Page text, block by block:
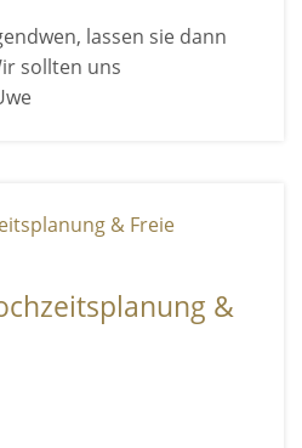
lassen sie dann
sollten uns
&